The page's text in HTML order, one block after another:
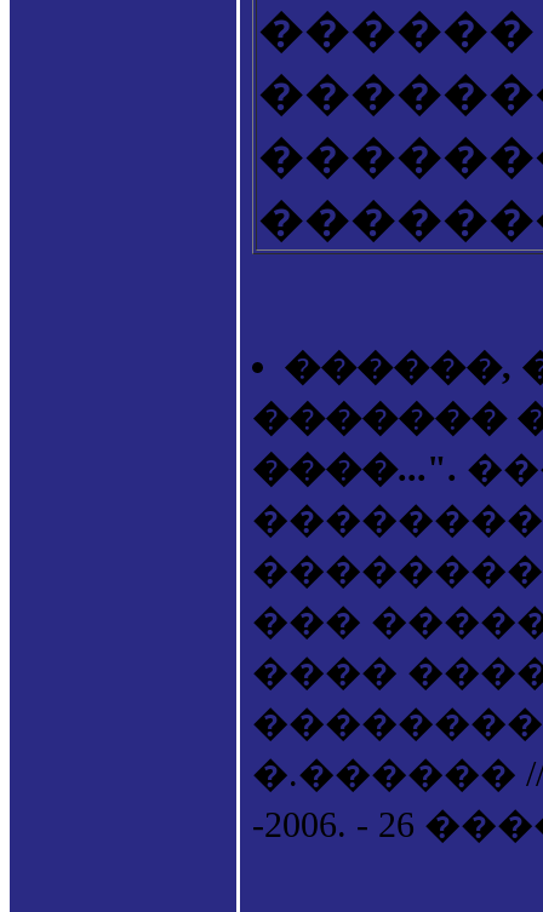
������
������,
�������
����...".
���
����
�.������
-2006. - 26